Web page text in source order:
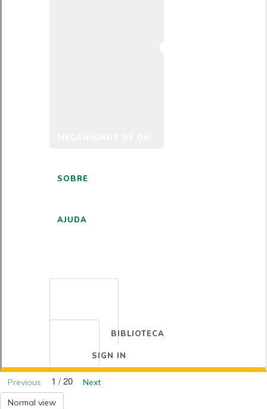
SOBRE
AJUDA
BIBLIOTECA
SIGN IN
Previous 1 / 20
Next
Normal view